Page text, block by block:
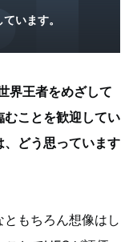
います。
界王者をめざして
ことを歓迎してい
どう思っています
もちろん想像はし